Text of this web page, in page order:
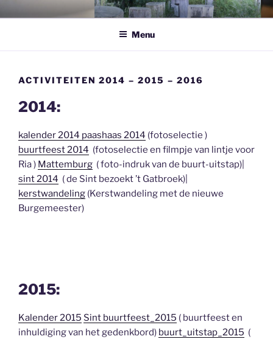
naar
inhoud
BUURTVERENIGING
GEERSBROEKMenu
ACTIVITEITEN 2014 – 2015 – 2016
2014:
kalender 2014 paashaas 2014 (fotoselectie )
buurtfeest 2014 (fotoselectie en filmpje van lintje voor
Ria ) Mattemburg ( foto-indruk van de buurt-uitstap)|
sint 2014 ( de Sint bezoekt ’t Gatbroek)|
kerstwandeling (Kerstwandeling met de nieuwe
Burgemeester)
2015:
Kalender 2015 Sint buurtfeest_2015 ( buurtfeest en
inhuldiging van het gedenkbord) buurt_uitstap_2015 (